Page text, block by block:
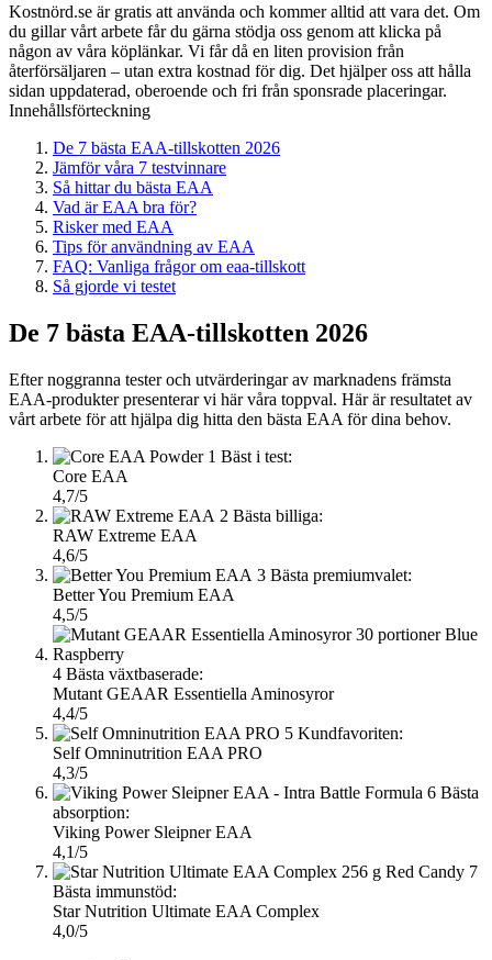
Kostnörd.se är gratis att använda och kommer alltid att vara det. Om
du gillar vårt arbete får du gärna stödja oss genom att klicka på
någon av våra köplänkar. Vi får då en liten provision från
återförsäljaren – utan extra kostnad för dig. Det hjälper oss att hålla
sidan uppdaterad, oberoende och fri från sponsrade placeringar.
Innehållsförteckning
De 7 bästa EAA-tillskotten 2026
Jämför våra 7 testvinnare
Så hittar du bästa EAA
Vad är EAA bra för?
Risker med EAA
Tips för användning av EAA
FAQ: Vanliga frågor om eaa-tillskott
Så gjorde vi testet
De 7 bästa EAA-tillskotten 2026
Efter noggranna tester och utvärderingar av marknadens främsta
EAA-produkter presenterar vi här våra toppval. Här är resultatet av
vårt arbete för att hjälpa dig hitta den bästa EAA för dina behov.
1 Bäst i test:
Core EAA
4,7/5
2 Bästa billiga:
RAW Extreme EAA
4,6/5
3 Bästa premiumvalet:
Better You Premium EAA
4,5/5
4 Bästa växtbaserade:
Mutant GEAAR Essentiella Aminosyror
4,4/5
5 Kundfavoriten:
Self Omninutrition EAA PRO
4,3/5
6 Bästa
absorption:
Viking Power Sleipner EAA
4,1/5
7
Bästa immunstöd:
Star Nutrition Ultimate EAA Complex
4,0/5